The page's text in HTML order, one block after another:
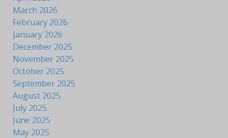
March 2026
February 2026
January 2026
December 2025
November 2025
October 2025
September 2025
August 2025
July 2025
June 2025
May 2025